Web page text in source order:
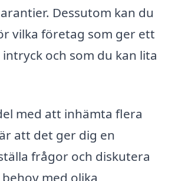
Dessutom kan du
vilka företag som ger ett
och som du kan lita
med att inhämta flera
att det ger dig en
frågor och diskutera
med olika